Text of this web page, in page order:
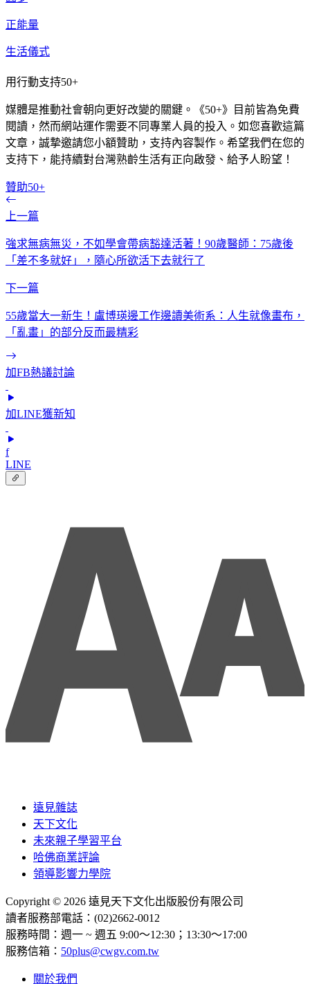
正能量
生活儀式
用行動支持50+
媒體是推動社會朝向更好改變的關鍵。《50+》目前皆為免費
閱讀，然而網站運作需要不同專業人員的投入。如您喜歡這篇
文章，誠摯邀請您小額贊助，支持內容製作。希望我們在您的
支持下，能持續對台灣熟齡生活有正向啟發、給予人盼望！
贊助50+
上一篇
強求無病無災，不如學會帶病豁達活著！90歲醫師：75歲後
「差不多就好」，隨心所欲活下去就行了
下一篇
55歲當大一新生！盧博瑛邊工作邊讀美術系：人生就像畫布，
「亂畫」的部分反而最精彩
加FB熱議討論
加LINE獲新知
f
LINE
遠見雜誌
天下文化
未來親子學習平台
哈佛商業評論
領導影響力學院
Copyright © 2026 遠見天下文化出版股份有限公司
讀者服務部電話：(02)2662-0012
服務時間：週一 ~ 週五 9:00～12:30；13:30～17:00
服務信箱： 50plus@cwgv.com.tw
關於我們